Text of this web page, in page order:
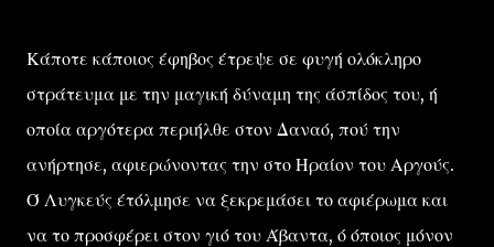
Κάποτε κάποιος έφηβος έτρεψε σε φυγή ολόκληρο
στράτευμα με την μαγική δύναμη της άσπίδος του, ή
οποία αργότερα περιήλθε στον Δαναό, πού την
ανήρτησε, αφιερώνοντας την στο Ηραίον του Αργούς.
Ό Λυγκεύς έτόλμησε να ξεκρεμάσει το αφιέρωμα και
να το προσφέρει στον γιό του Άβαντα, ό όποιος μόνον